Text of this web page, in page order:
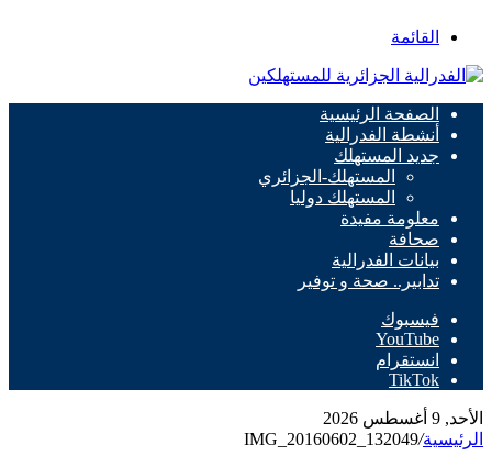
القائمة
الصفحة الرئيسية
أنشطة الفدرالية
جديد المستهلك
المستهلك-الجزائري
المستهلك دوليا
معلومة مفيدة
صحافة
بيانات الفدرالية
تدابير.. صحة و توفير
فيسبوك
‫YouTube
انستقرام
‫TikTok
الأحد, 9 أغسطس 2026
الرئيسية/
IMG_20160602_132049